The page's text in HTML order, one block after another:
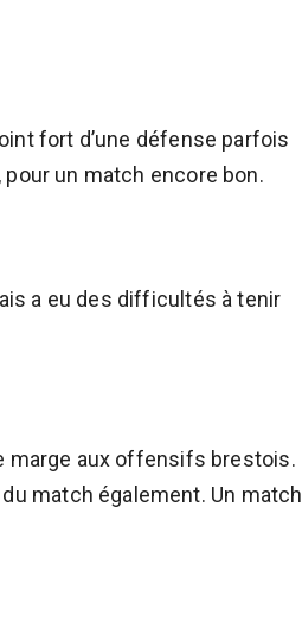
fort d’une défense parfois
un match encore bon.
a eu des difficultés à tenir
marge aux offensifs brestois.
match également. Un match